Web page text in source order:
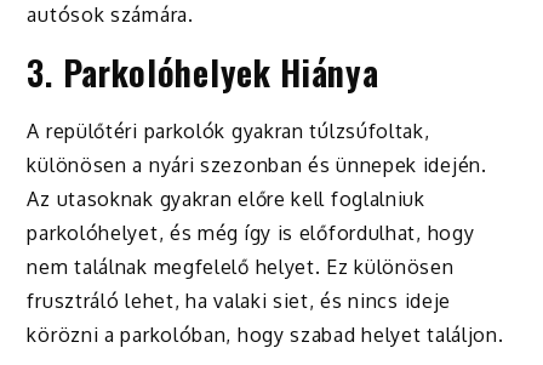
autósok számára.
3. Parkolóhelyek Hiánya
A repülőtéri parkolók gyakran túlzsúfoltak,
különösen a nyári szezonban és ünnepek idején.
Az utasoknak gyakran előre kell foglalniuk
parkolóhelyet, és még így is előfordulhat, hogy
nem találnak megfelelő helyet. Ez különösen
frusztráló lehet, ha valaki siet, és nincs ideje
körözni a parkolóban, hogy szabad helyet találjon.